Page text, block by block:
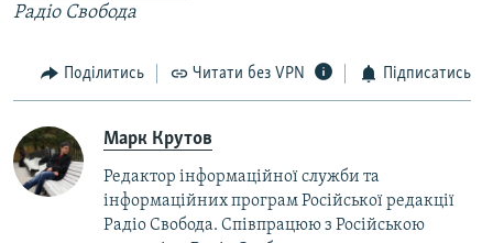
Радіо Свобода
Поділитись Читати без VPN Підписатись
Марк Крутов
Редактор інформаційної служби та
інформаційних програм Російської редакції
Радіо Свобода. Співпрацюю з Російською